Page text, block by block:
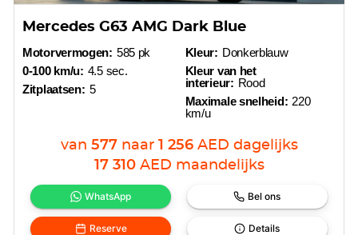
Mercedes G63 AMG Dark Blue
Motorvermogen: 585 pk
0-100 km/u: 4.5 sec.
Zitplaatsen: 5
Kleur: Donkerblauw
Kleur van het
interieur: Rood
Maximale snelheid: 220
km/u
van 577 naar 1 256 AED dagelijks
17 310 AED maandelijks
WhatsApp Bel ons
Reserve Details